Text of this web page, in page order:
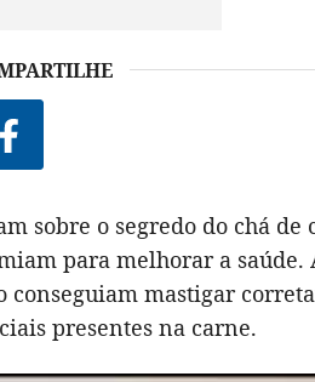
sobre o segredo do chá de
para melhorar a saúde.
conseguiam mastigar
presentes na carne.